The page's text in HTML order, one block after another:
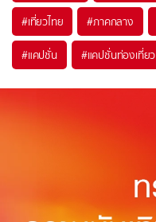
#เที่ยวไทย #ภาคกลาง
#แคปชั่น #แคปชั่นท่องเที่ยว